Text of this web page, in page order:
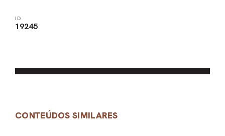
ID
19245
CONTEÚDOS SIMILARES